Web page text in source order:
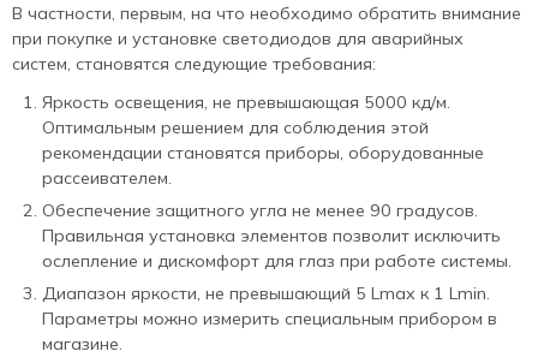
В частности, первым, на что необходимо обратить внимание
при покупке и установке светодиодов для аварийных
систем, становятся следующие требования:
Яркость освещения, не превышающая 5000 кд/м.
Оптимальным решением для соблюдения этой
рекомендации становятся приборы, оборудованные
рассеивателем.
Обеспечение защитного угла не менее 90 градусов.
Правильная установка элементов позволит исключить
ослепление и дискомфорт для глаз при работе системы.
Диапазон яркости, не превышающий 5 Lmax к 1 Lmin.
Параметры можно измерить специальным прибором в
магазине.